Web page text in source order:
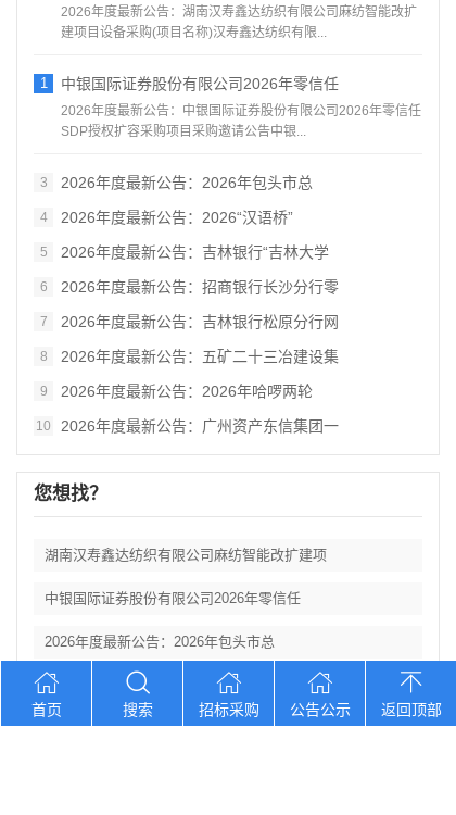
2026年度最新公告：湖南汉寿鑫达纺织有限公司麻纺智能改扩
建项目设备采购(项目名称)汉寿鑫达纺织有限...
1 中银国际证券股份有限公司2026年零信任
2026年度最新公告：中银国际证券股份有限公司2026年零信任
SDP授权扩容采购项目采购邀请公告中银...
3 2026年度最新公告：2026年包头市总
4 2026年度最新公告：2026“汉语桥”
5 2026年度最新公告：吉林银行“吉林大学
6 2026年度最新公告：招商银行长沙分行零
7 2026年度最新公告：吉林银行松原分行网
8 2026年度最新公告：五矿二十三冶建设集
9 2026年度最新公告：2026年哈啰两轮
10 2026年度最新公告：广州资产东信集团一
您想找？
湖南汉寿鑫达纺织有限公司麻纺智能改扩建项
中银国际证券股份有限公司2026年零信任
2026年度最新公告：2026年包头市总
2026年度最新公告：2026“汉语桥”
2026年度最新公告：吉林银行“吉林大学
首页 搜索 招标采购 公告公示 返回顶部